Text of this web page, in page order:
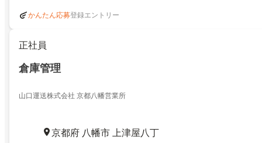
かんたん応募登録エントリー
正社員
倉庫管理
山口運送株式会社 京都八幡営業所
京都府 八幡市 上津屋八丁